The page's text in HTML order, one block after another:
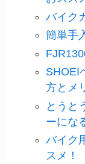
バイク
簡単手
SHOEI
方とメ
とうと
ーにな
バイク
スメ！